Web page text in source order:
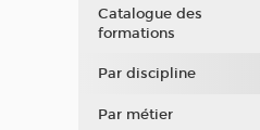
Catalogue des
formations
Par discipline
Par métier